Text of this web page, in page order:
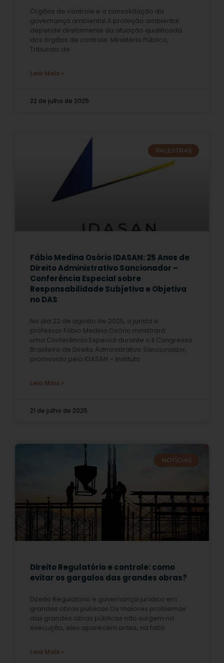
Órgãos de controle e a consolidação da
governança ambiental A proteção ambiental
depende diretamente da atuação qualificada
dos órgãos de controle. Ministério Público,
Tribunais de
Leia Mais »
22 de julho de 2025
PALESTRAS
Fábio Medina Osório IDASAN: 25 Anos de
Direito Administrativo Sancionador –
Conferência Especial sobre
Responsabilidade Subjetiva e Objetiva
no DAS
No dia 22 de agosto de 2025, o jurista e
professor Fábio Medina Osório ministrará
uma Conferência Especial durante o II Congresso
Brasileiro de Direito Administrativo Sancionador,
promovido pelo IDASAN – Instituto
Leia Mais »
21 de julho de 2025
NOTÍCIAS
Direito Regulatório e controle: como
evitar os gargalos das grandes obras?
Direito Regulatório e governança jurídica em
grandes obras públicas Os maiores problemas
das grandes obras públicas não surgem na
execução, eles aparecem antes, na falta
Leia Mais »